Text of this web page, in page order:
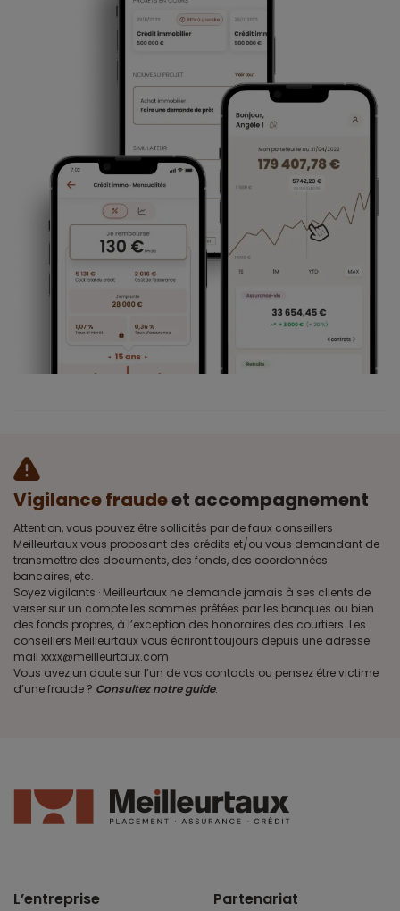
Vigilance fraudeet accompagnement
Attention, vous pouvez être sollicités par de faux conseillers
Meilleurtaux vous proposant des crédits et/ou vous demandant de
transmettre des documents, des fonds, des coordonnées
bancaires, etc.
Soyez vigilants · Meilleurtaux ne demande jamais à ses clients de
verser sur un compte les sommes prêtées par les banques ou bien
des fonds propres, à l’exception des honoraires des courtiers. Les
conseillers Meilleurtaux vous écriront toujours depuis une adresse
mail xxxx@meilleurtaux.com
Vous avez un doute sur l’un de vos contacts ou pensez être victime
d’une fraude ? Consultez notre guide.
L’entreprise Partenariat